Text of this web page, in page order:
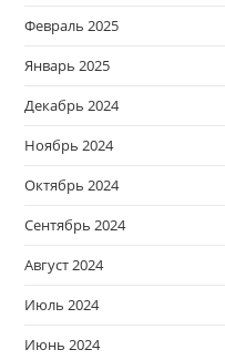
Февраль 2025
Январь 2025
Декабрь 2024
Ноябрь 2024
Октябрь 2024
Сентябрь 2024
Август 2024
Июль 2024
Июнь 2024